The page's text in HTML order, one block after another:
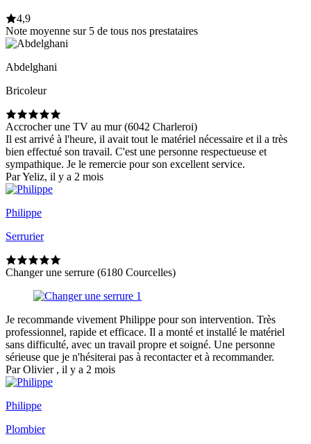
4,9
Note moyenne sur 5 de tous nos prestataires
Abdelghani
Bricoleur
Accrocher une TV au mur (6042 Charleroi)
Il est arrivé à l'heure, il avait tout le matériel nécessaire et il a très
bien effectué son travail. C'est une personne respectueuse et
sympathique. Je le remercie pour son excellent service.
Par Yeliz, il y a 2 mois
Philippe
Serrurier
Changer une serrure (6180 Courcelles)
Je recommande vivement Philippe pour son intervention. Très
professionnel, rapide et efficace. Il a monté et installé le matériel
sans difficulté, avec un travail propre et soigné. Une personne
sérieuse que je n'hésiterai pas à recontacter et à recommander.
Par Olivier , il y a 2 mois
Philippe
Plombier